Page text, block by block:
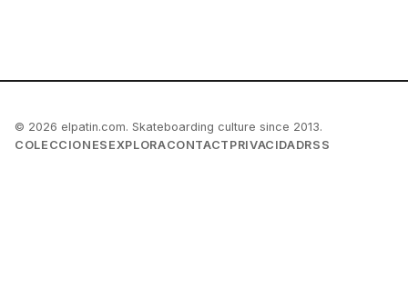
© 2026 elpatin.com. Skateboarding culture since 2013.
COLECCIONES EXPLORACONTACT PRIVACIDADRSS